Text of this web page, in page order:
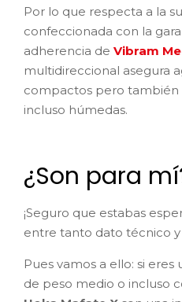
Por lo que respecta a la
confeccionada con la
adherencia de Vibram
multidireccional asegura
compactos pero también
incluso húmedas.
¿Son para
¡Seguro que estabas
entre tanto dato técnico
Pues vamos a ello: si
de peso medio o incluso